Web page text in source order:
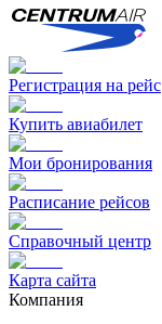
Регистрация на рейс
Купить авиабилет
Мои бронирования
Расписание рейсов
Справочный центр
Карта сайта
Компания